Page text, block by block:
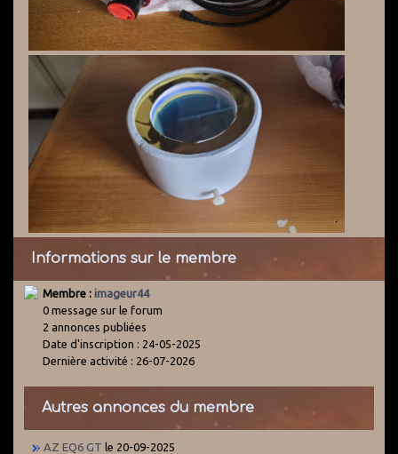
Informations sur le membre
Membre : imageur44
0 message sur le forum
2 annonces publiées
Date d'inscription : 24-05-2025
Dernière activité : 26-07-2026
Autres annonces du membre
AZ EQ6 GT le 20-09-2025